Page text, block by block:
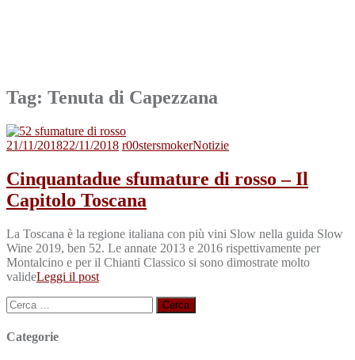
Tag: Tenuta di Capezzana
21/11/201822/11/2018 r00stersmokerNotizie
Cinquantadue sfumature di rosso – Il
Capitolo Toscana
La Toscana è la regione italiana con più vini Slow nella guida Slow
Wine 2019, ben 52. Le annate 2013 e 2016 rispettivamente per
Montalcino e per il Chianti Classico si sono dimostrate molto
valideLeggi il post
Ricerca
per:
Categorie